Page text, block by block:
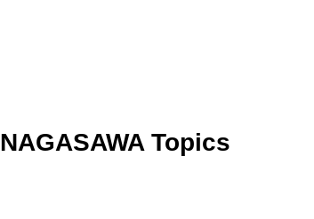
NAGASAWA Topics